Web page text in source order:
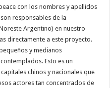
con los nombres y apellidos
responsables de la
Argentino) en nuestro
directamente a este proyecto.
y medianos
Esto es un
chinos y nacionales que
actores tan concentrados de